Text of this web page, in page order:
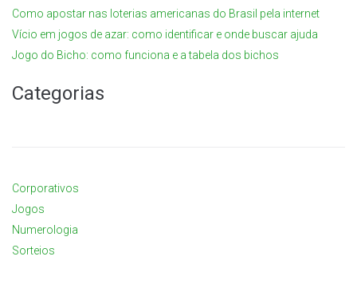
Como apostar nas loterias americanas do Brasil pela internet
Vício em jogos de azar: como identificar e onde buscar ajuda
Jogo do Bicho: como funciona e a tabela dos bichos
Categorias
Corporativos
Jogos
Numerologia
Sorteios